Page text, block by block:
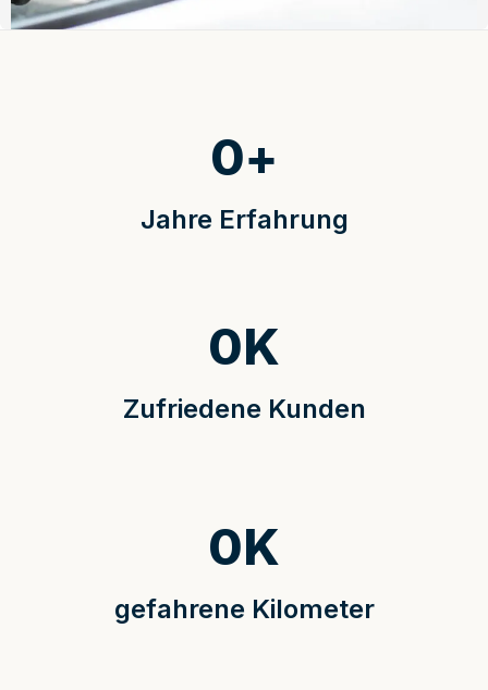
Jahre Erfahrung
0+
Zufriedene Kunden
0K
gefahrene Kilometer
0K